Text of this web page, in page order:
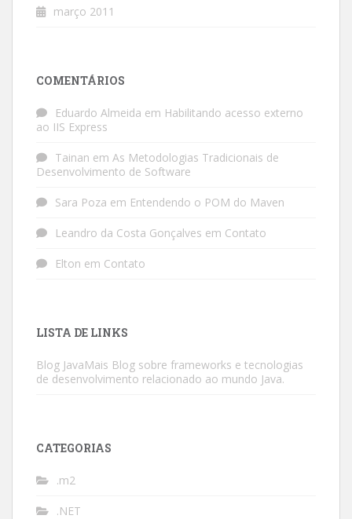
março 2011
COMENTÁRIOS
Eduardo Almeida em Habilitando acesso externo
ao IIS Express
Tainan em As Metodologias Tradicionais de
Desenvolvimento de Software
Sara Poza em Entendendo o POM do Maven
Leandro da Costa Gonçalves em Contato
Elton em Contato
LISTA DE LINKS
Blog JavaMais Blog sobre frameworks e tecnologias
de desenvolvimento relacionado ao mundo Java.
CATEGORIAS
.m2
.NET